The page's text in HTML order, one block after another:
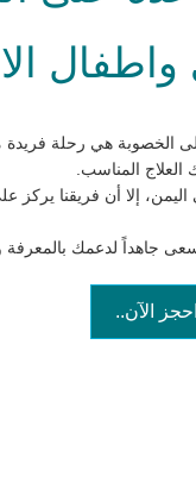
الخصوبة هي رحلة فريدة
العلاج المناسب.
إلا أن فريقنا
جاهداً لدعمك
احجز الآن..